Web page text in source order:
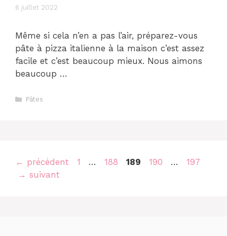
6 juillet 2022
Même si cela n’en a pas l’air, préparez-vous
pâte à pizza italienne à la maison c’est assez
facile et c’est beaucoup mieux. Nous aimons
beaucoup …
Catégories
Pâtes
Navigation
des
← précédent Page
1 … Page
188 Page
189 Page
190 … Page
197
→ suivant